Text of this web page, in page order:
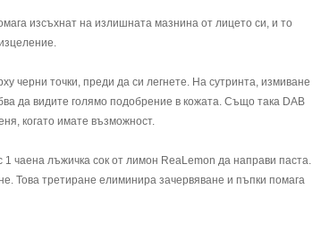
изсъхнат на излишната мазнина от лицето си, и то
черни точки, преди да си легнете. На сутринта, измиване
да видите голямо подобрение в кожата. Също така DAB
когато имате възможност.
1 чаена лъжичка сок от лимон ReaLemon да направи паста.
Това третиране елиминира зачервяване и пъпки помага